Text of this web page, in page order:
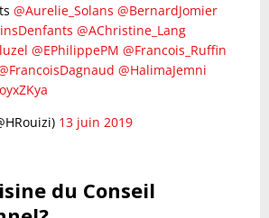
@Aurelie_Solans @BernardJomier
@AChristine_Lang
@EPhilippePM @Francois_Ruffin
@HalimaJemni
13 juin 2019
du Conseil